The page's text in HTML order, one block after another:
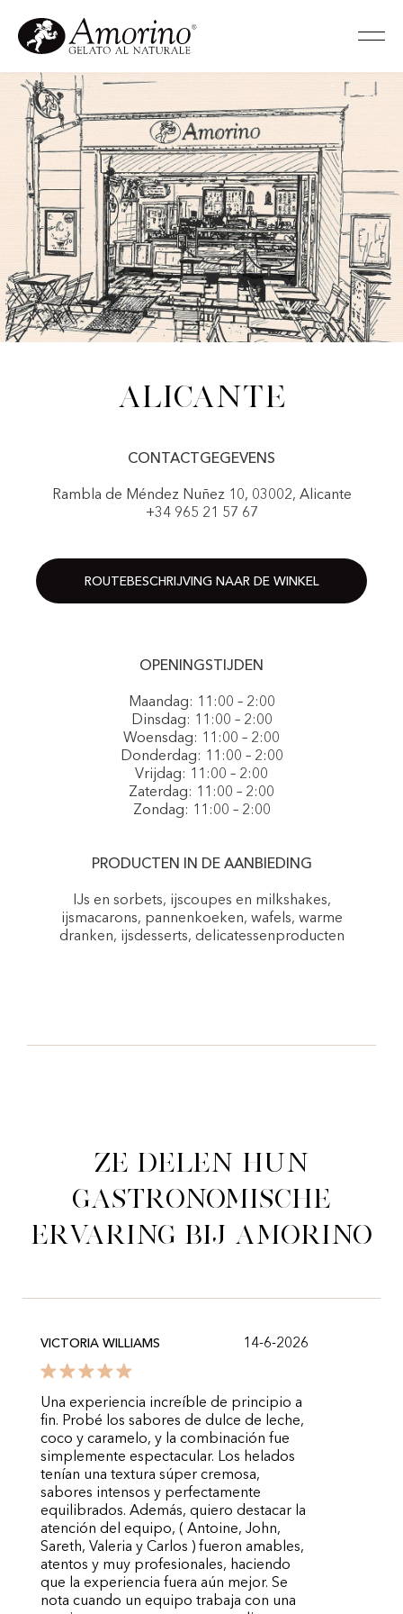
Alicante
CONTACTGEGEVENS
Rambla de Méndez Nuñez 10, 03002, Alicante
+34 965 21 57 67
ROUTEBESCHRIJVING NAAR DE WINKEL
OPENINGSTIJDEN
Maandag: 11:00 – 2:00
Dinsdag: 11:00 – 2:00
Woensdag: 11:00 – 2:00
Donderdag: 11:00 – 2:00
Vrijdag: 11:00 – 2:00
Zaterdag: 11:00 – 2:00
Zondag: 11:00 – 2:00
PRODUCTEN IN DE AANBIEDING
IJs en sorbets, ijscoupes en milkshakes,
ijsmacarons, pannenkoeken, wafels, warme
dranken, ijsdesserts, delicatessenproducten
Ze delen hun
gastronomische
ervaring bij Amorino
VICTORIA WILLIAMS 14-6-2026
Una experiencia increíble de principio a
fin. Probé los sabores de dulce de leche,
coco y caramelo, y la combinación fue
simplemente espectacular. Los helados
tenían una textura súper cremosa,
sabores intensos y perfectamente
equilibrados. Además, quiero destacar la
atención del equipo, ( Antoine, John,
Sareth, Valeria y Carlos ) fueron amables,
atentos y muy profesionales, haciendo
que la experiencia fuera aún mejor. Se
nota cuando un equipo trabaja con una